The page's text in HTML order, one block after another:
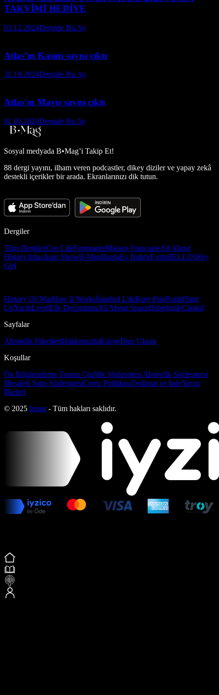
TAKVİMİ HEDİYE
03.12.2024Dergide Bu Ay
Atlas’ın Kasım sayısı çıktı
31.10.2024Dergide Bu Ay
Atlas'ın Mayıs sayısı çıktı
01.05.2024Dergide Bu Ay
Sosyal medyada B•Mag’i Takip Et!
88 dergi yayını, ilham veren podcastler, dikey diziler ve yapay zekâ
destekli içerikler bir arada. Ekranlarınızı dik tutun.
Dergiler
Tüm DergilerCeo LifeFormsanteMaison FrançaiseAll About
HistoryAtlasAuto ShowB-MagBurdaEv BahçeEvimHELLO!Hey
Girl
History Of WarHow It Worksİstanbul LifeKore PopPozitifStart
UpYachtLevelElle DecorationAll About SpaceBebeğimleCapital
Sayfalar
Abonelik PaketleriHakkımızdaKünyeBize Ulaşın
Koşullar
Ön Bilgilendirme Formu Gizlilik Sözleşmesi Abonelik Sözleşmesi
Mesafeli Satış SözleşmesiÇerez PolitikasıTeslimat ve İadeYayın
İlkeleri
© 2025 bmag - Tüm hakları saklıdır.